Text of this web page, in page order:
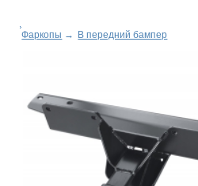
Фаркопы → В передний бампер